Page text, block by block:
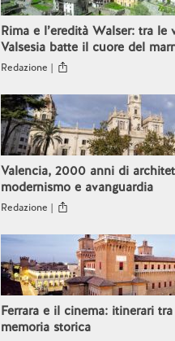
Rima e l’eredità Walser: tra le
Valsesia batte il cuore del
Redazione |
Valencia, 2000 anni di
modernismo e avanguardia
Redazione |
Ferrara e il cinema: itinerari
memoria storica